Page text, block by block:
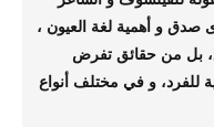
صدق و أهمية لغة العيون ،
بل من حقائق تفرض
للفرد، و في مختلف أنواع